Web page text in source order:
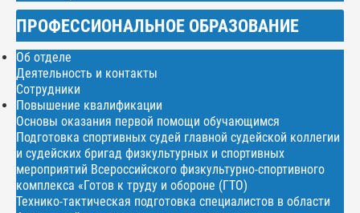
ПРОФЕССИОНАЛЬНОЕ ОБРАЗОВАНИЕ
Об отделе
Деятельность и контакты
Сотрудники
Повышение квалификации
Основы оказания первой помощи обучающимся
Подготовка спортивных судей главной судейской коллегии
и судейских бригад физкультурных и спортивных
мероприятий Всероссийского физкультурно-спортивного
комплекса «Готов к труду и обороне (ГТО)
Технико-тактическая подготовка специалистов в области